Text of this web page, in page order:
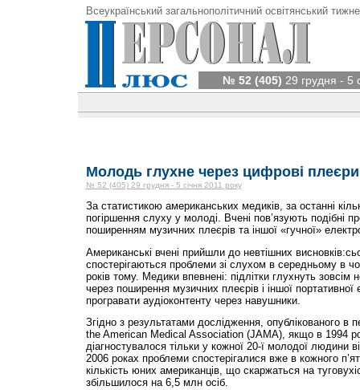
Всеукраїнський загальнополітичний освітянський
№ 52 (405) 29 грудня - 5
Молодь глухне через цифрові плеєри
№ 52 (405) 29 грудня - 5 січня 2011 року
За статистикою американських медиків, за останні
погіршення слуху у молоді. Вчені пов’язують подібні
поширенням музичних плеєрів та іншої «гучної»
Американські вчені прийшли до невтішних
спостерігаються проблеми зі слухом в середньому в
років тому. Медики впевнені: підлітки глухнуть зовсім
через поширення музичних плеєрів і іншої портативної
програвати аудіоконтенту через навушники.
Згідно з результатами дослідження, опублікованого в
the American Medical Association (JAMA), якщо в 1994
діагностувалося тільки у кожної 20-ї молодої людини
2006 роках проблеми спостерігалися вже в кожного
кількість юних американців, що скаржаться на
збільшилося на 6,5 млн осіб.